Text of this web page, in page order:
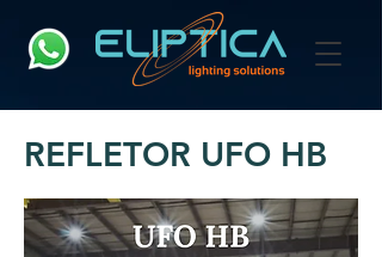
REFLETOR UFO HB